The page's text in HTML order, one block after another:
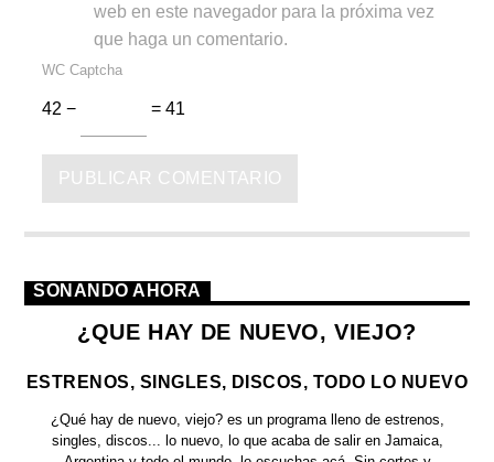
web en este navegador para la próxima vez
que haga un comentario.
WC Captcha
42 − = 41
SONANDO AHORA
¿QUE HAY DE NUEVO, VIEJO?
ESTRENOS, SINGLES, DISCOS, TODO LO NUEVO
¿Qué hay de nuevo, viejo?es un programa lleno de estrenos,
singles, discos... lo nuevo,
lo que acaba de salir enJamaica,